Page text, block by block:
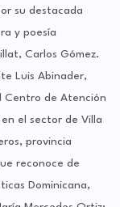
su destacada
y poesía
Carlos Gómez.
Luis Abinader,
Centro de Atención
el sector de Villa
provincia
reconoce de
Dominicana,